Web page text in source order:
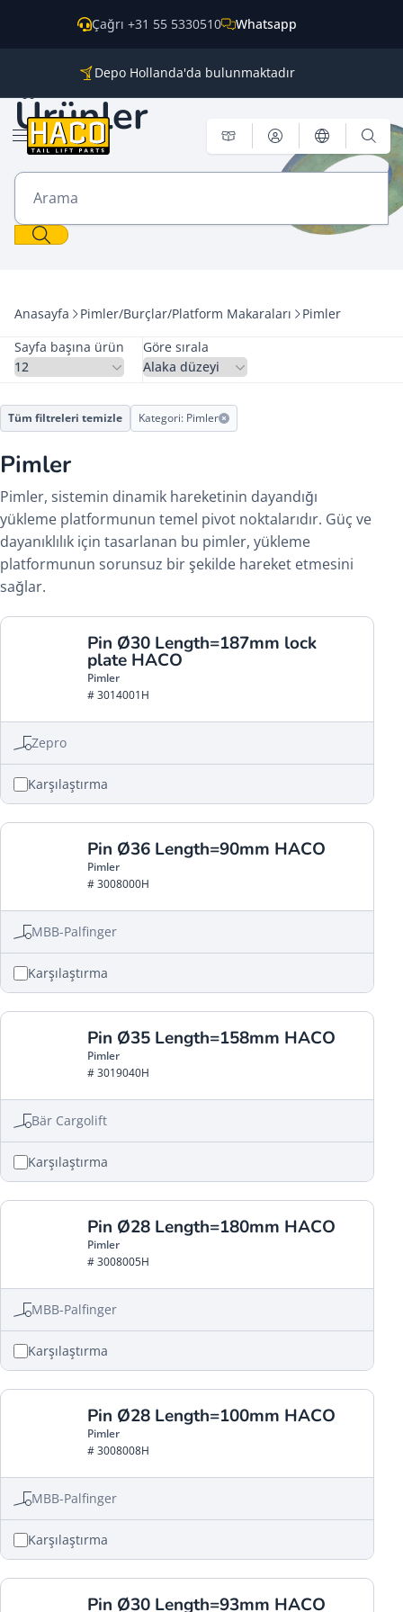
Depo Hollanda'da bulunmaktadır
Dünya genelinde kargo
Çağrı +31 55 5330510 Whatsapp
Menü aç
Ürünler
Arama
Anasayfa Pimler/Burçlar/Platform Makaraları
Pimler
Sayfa başına ürün
Göre sırala
Tüm filtreleri temizle Kategori: Pimler
Pimler
Pimler, sistemin dinamik hareketinin dayandığı
yükleme platformunun temel pivot noktalarıdır. Güç ve
dayanıklılık için tasarlanan bu pimler, yükleme
platformunun sorunsuz bir şekilde hareket etmesini
sağlar.
Pin Ø30 Length=187mm lock
plate HACO
Pimler
# 3014001H
Zepro
Karşılaştırma
Pin Ø36 Length=90mm HACO
Pimler
# 3008000H
MBB-Palfinger
Karşılaştırma
Pin Ø35 Length=158mm HACO
Pimler
# 3019040H
Bär Cargolift
Karşılaştırma
Pin Ø28 Length=180mm HACO
Pimler
# 3008005H
MBB-Palfinger
Karşılaştırma
Pin Ø28 Length=100mm HACO
Pimler
# 3008008H
MBB-Palfinger
Karşılaştırma
Pin Ø30 Length=93mm HACO